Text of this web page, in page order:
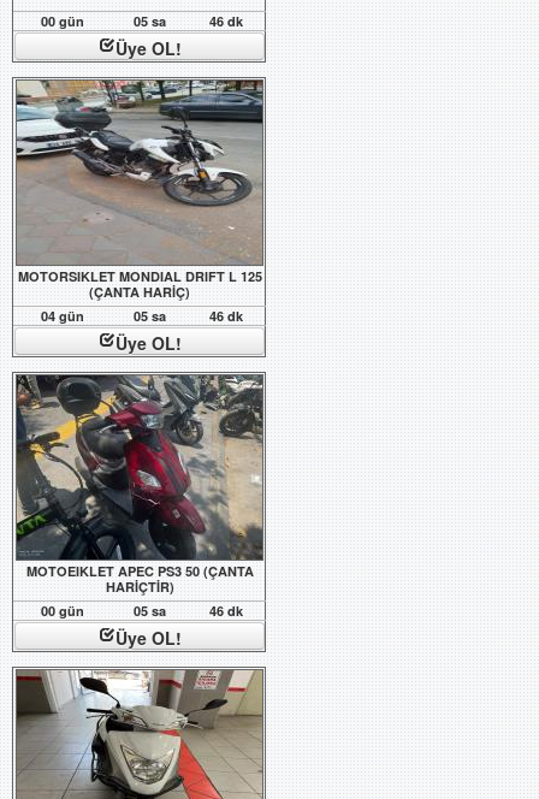
00 gün 05 sa 46 dk
Üye OL!
MOTORSIKLET MONDIAL DRIFT L 125
(ÇANTA HARİÇ)
04 gün
05 sa 46 dk
Üye OL!
MOTOEIKLET APEC PS3 50 (ÇANTA
HARİÇTİR)
00 gün
05 sa 46 dk
Üye OL!